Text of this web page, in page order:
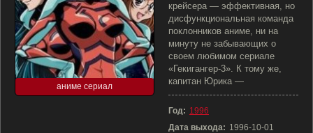
аниме сериал
крейсера — эффективная, но
дисфункциональная команда
поклонников аниме, ни на
минуту не забывающих о
своем любимом сериале
«Гекигангер-3». К тому же,
капитан Юрика —
Год: 1996
Дата выхода: 1996-10-01